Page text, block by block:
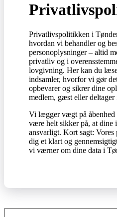
Privatlivspolitikken i
hvordan vi behandler og
personoplysninger – altid
privatliv og i
lovgivning. Her kan du
indsamler, hvorfor vi gør
opbevarer og sikrer dine
medlem, gæst eller
Vi lægger vægt på åbenhed
være helt sikker på, at dine
ansvarligt. Kort sagt:
dig et klart og
vi værner om dine data i